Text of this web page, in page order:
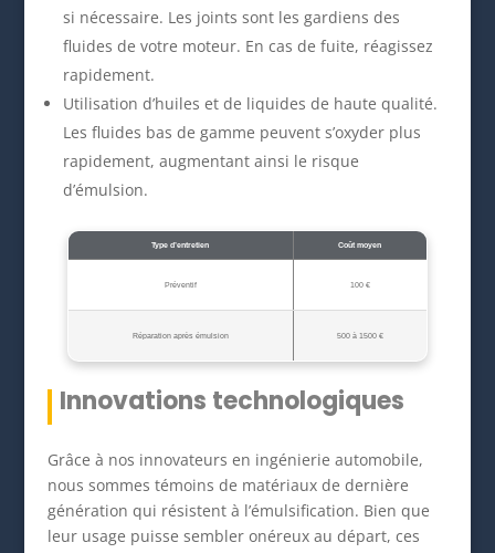
si nécessaire. Les joints sont les gardiens des
fluides de votre moteur. En cas de fuite, réagissez
rapidement.
Utilisation d’huiles et de liquides de haute qualité.
Les fluides bas de gamme peuvent s’oxyder plus
rapidement, augmentant ainsi le risque
d’émulsion.
Type d’entretien Coût moyen
Préventif 100 €
Réparation après émulsion 500 à 1500 €
Innovations technologiques
Grâce à nos innovateurs en ingénierie automobile,
nous sommes témoins de matériaux de dernière
génération qui résistent à l’émulsification. Bien que
leur usage puisse sembler onéreux au départ, ces